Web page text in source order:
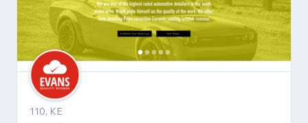
110, KE